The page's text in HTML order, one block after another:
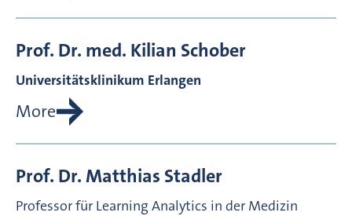
Prof. Dr. med. Kilian Schober
Universitätsklinikum Erlangen
More
Prof. Dr.Matthias Stadler
Professor für Learning Analytics in der Medizin